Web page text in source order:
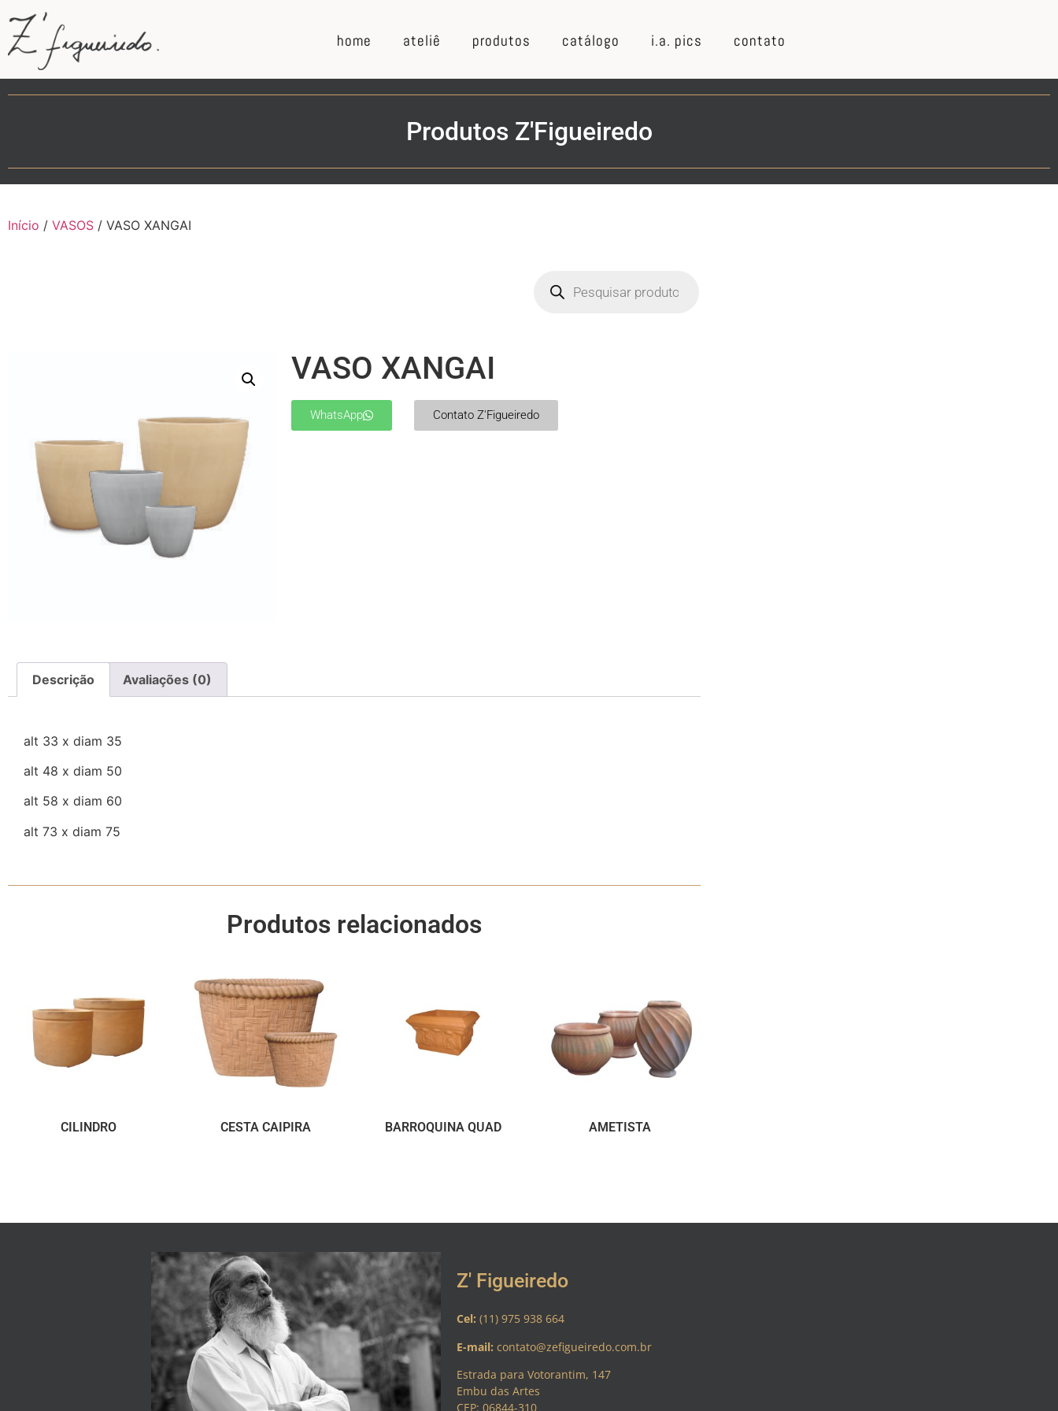
home ateliê produtos catálogo i.a. pics contato
Produtos Z'Figueiredo
Início / VASOS / VASO XANGAI
VASO XANGAI
WhatsApp Contato Z'Figueiredo
Descrição Avaliações (0)
alt 33 x diam 35
alt 48 x diam 50
alt 58 x diam 60
alt 73 x diam 75
Produtos relacionados
CILINDRO CESTA CAIPIRA BARROQUINA QUAD AMETISTA
Z' Figueiredo
Cel: (11) 975 938 664
E-mail: contato@zefigueiredo.com.br
Estrada para Votorantim, 147
Embu das Artes
CEP: 06844-310